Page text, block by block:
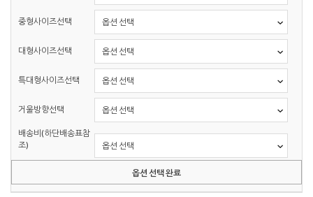
중형사이즈선택
대형사이즈선택
특대형사이즈선택
거울방향선택
배송비(하단배송표참
조)
옵션 선택 완료